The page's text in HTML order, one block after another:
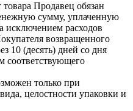
Продавец обязан
сумму, уплаченную
исключением расходов
возвращенного
10 (десять) дней со дня
соответствующего
только при
целостности упаковки и